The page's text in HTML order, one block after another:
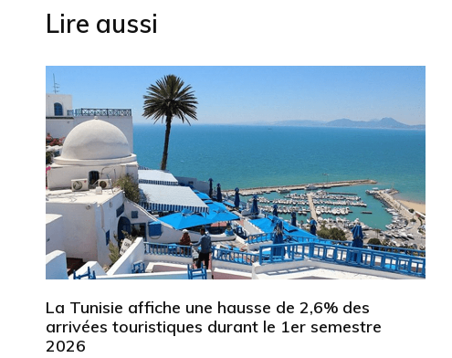
Lire aussi
La Tunisie affiche une hausse de 2,6% des
arrivées touristiques durant le 1er semestre
2026